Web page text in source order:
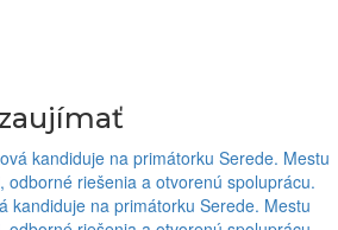
kandiduje na primátorku Serede. Mestu